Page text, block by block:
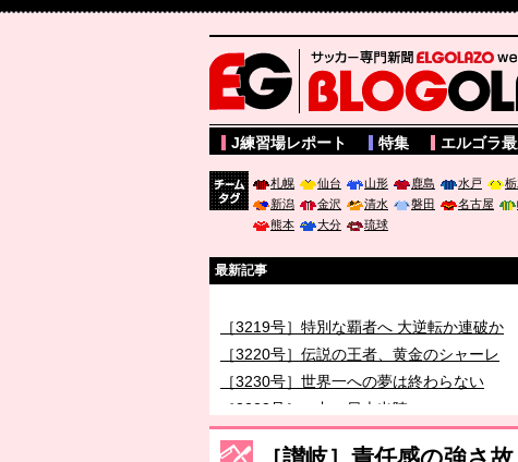
サッカー専門新聞ELGOLAZO web版 BLOGOLA
J練習場レポート 特集 エルゴラ
札幌 仙台 山形 鹿島 水戸
新潟
金沢 清水 磐田 名古屋
熊本
大分 琉球
最新記事
［3219号］特別な覇者へ 大逆転か連破か
［3220号］伝説の王者、黄金のシャーレ
［3230号］世界一への夢は終わらない
［3223号］一丸。日本出陣
［3222号］史上最大のW杯開幕 注目は「個